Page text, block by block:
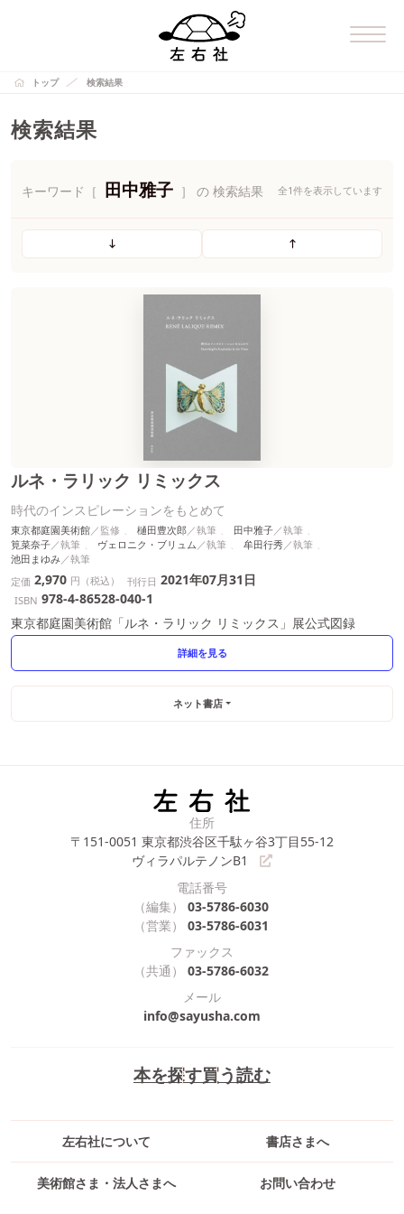
トップ 検索結果
検索結果
キーワード［ 田中雅子 ］ の 検索結果 全1件を表示しています
ルネ・ラリック リミックス
時代のインスピレーションをもとめて
東京都庭園美術館 樋田豊次郎
田中雅子
筧菜奈子
ヴェロニク・ブリュム
牟田行秀
池田まゆみ
定価 2,970 円（税込） 刊行日 2021年07月31日
ISBN 978-4-86528-040-1
東京都庭園美術館「ルネ・ラリック リミックス」展公式図録
詳細を見る
ネット書店
本を探す買う読む
左右社について 書店さまへ
美術館さま・法人さまへ お問い合わせ
住所
〒151-0051 東京都渋谷区千駄ヶ谷3丁目55-12
ヴィラパルテノンB1
電話番号
（編集）
03-5786-6030
（営業）
03-5786-6031
ファックス
（共通）
03-5786-6032
メール
info@sayusha.com